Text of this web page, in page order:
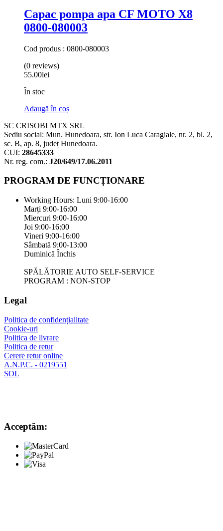
Capac pompa apa CF MOTO X8
0800-080003
Cod produs : 0800-080003
(0 reviews)
55.00lei
În stoc
Adaugă în coș
SC CRISOBI MTX SRL
Sediu social: Mun. Hunedoara, str. Ion Luca Caragiale, nr. 2, bl. 2,
sc. B, ap. 8, județ Hunedoara.
CUI: 28645333
Nr. reg. com.: J20/649/17.06.2011
PROGRAM DE FUNCȚIONARE
Working Hours: Luni 9:00-16:00
Marți 9:00-16:00
Miercuri 9:00-16:00
Joi 9:00-16:00
Vineri 9:00-16:00
Sâmbată 9:00-13:00
Duminică Închis
SPĂLĂTORIE AUTO SELF-SERVICE
PROGRAM : NON-STOP
Legal
Politica de confidențialitate
Cookie-uri
Politica de livrare
Politica de retur
Cerere retur online
A.N.P.C. - 0219551
SOL
Acceptăm: